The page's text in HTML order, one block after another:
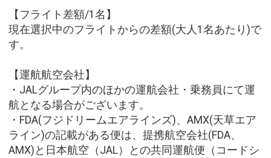
【フライト差額/1名】
現在選択中のフライトからの差額(大人1名あたり)で
す。
【運航航空会社】
・JALグループ内のほかの運航会社・乗務員にて運
航となる場合がございます。
・FDA(フジドリームエアラインズ)、AMX(天草エア
ライン)の記載がある便は、提携航空会社(FDA、
AMX)と日本航空（JAL）との共同運航便（コードシ